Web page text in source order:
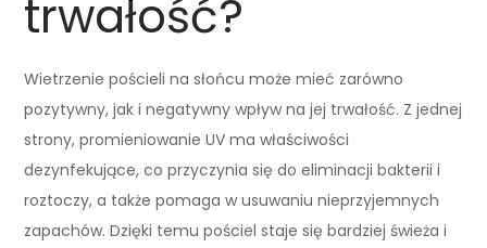
trwałość?
Wietrzenie pościeli na słońcu może mieć zarówno
pozytywny, jak i negatywny wpływ na jej trwałość. Z jednej
strony, promieniowanie UV ma właściwości
dezynfekujące, co przyczynia się do eliminacji bakterii i
roztoczy, a także pomaga w usuwaniu nieprzyjemnych
zapachów. Dzięki temu pościel staje się bardziej świeża i